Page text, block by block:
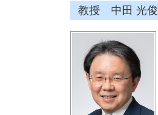
教授 中田 光俊